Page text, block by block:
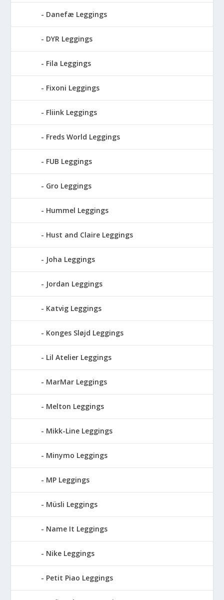
Danefæ Leggings
DYR Leggings
Fila Leggings
Fixoni Leggings
Fliink Leggings
Freds World Leggings
FUB Leggings
Gro Leggings
Hummel Leggings
Hust and Claire Leggings
Joha Leggings
Jordan Leggings
Katvig Leggings
Konges Sløjd Leggings
Lil Atelier Leggings
MarMar Leggings
Melton Leggings
Mikk-Line Leggings
Minymo Leggings
MP Leggings
Müsli Leggings
Name It Leggings
Nike Leggings
Petit Piao Leggings